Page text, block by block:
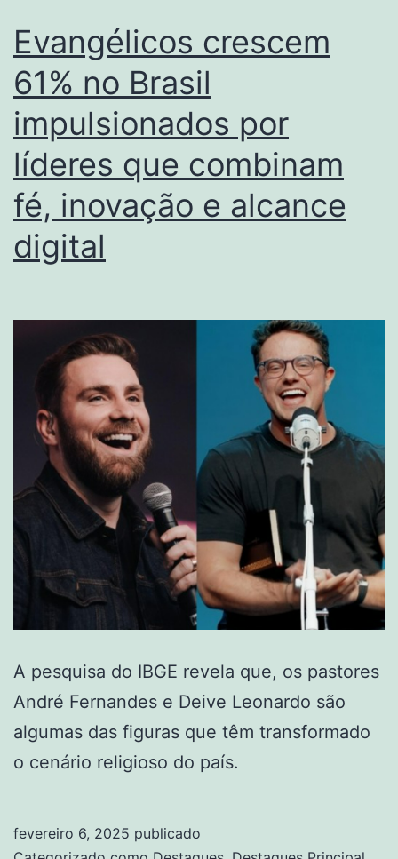
Evangélicos crescem
61% no Brasil
impulsionados por
líderes que combinam
fé, inovação e alcance
digital
A pesquisa do IBGE revela que, os pastores
André Fernandes e Deive Leonardo são
algumas das figuras que têm transformado
o cenário religioso do país.
fevereiro 6, 2025 publicado